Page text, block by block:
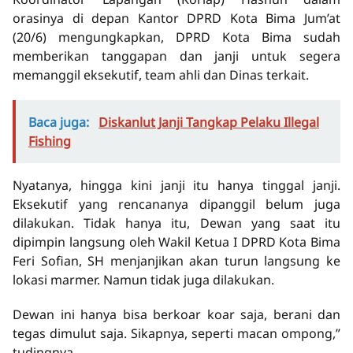
orasinya di depan Kantor DPRD Kota Bima Jum’at
(20/6) mengungkapkan, DPRD Kota Bima sudah
memberikan tanggapan dan janji untuk segera
memanggil eksekutif, team ahli dan Dinas terkait.
Baca juga: Diskanlut Janji Tangkap Pelaku Illegal
Fishing
Nyatanya, hingga kini janji itu hanya tinggal janji.
Eksekutif yang rencananya dipanggil belum juga
dilakukan. Tidak hanya itu, Dewan yang saat itu
dipimpin langsung oleh Wakil Ketua I DPRD Kota Bima
Feri Sofian, SH menjanjikan akan turun langsung ke
lokasi marmer. Namun tidak juga dilakukan.
Dewan ini hanya bisa berkoar koar saja, berani dan
tegas dimulut saja. Sikapnya, seperti macan ompong,”